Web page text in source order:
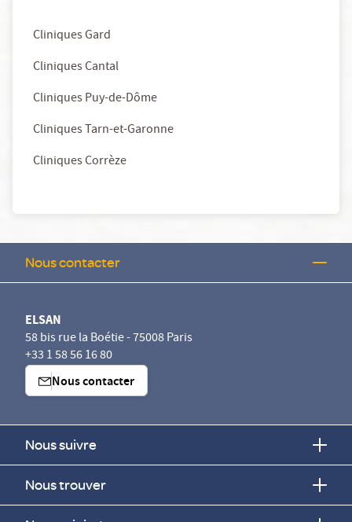
Cliniques Gard
Cliniques Cantal
Cliniques Puy-de-Dôme
Cliniques Tarn-et-Garonne
Cliniques Corrèze
Nous contacter
ELSAN
58 bis rue la Boétie - 75008 Paris
+33 1 58 56 16 80
Nous contacter
Nous suivre
Nous trouver